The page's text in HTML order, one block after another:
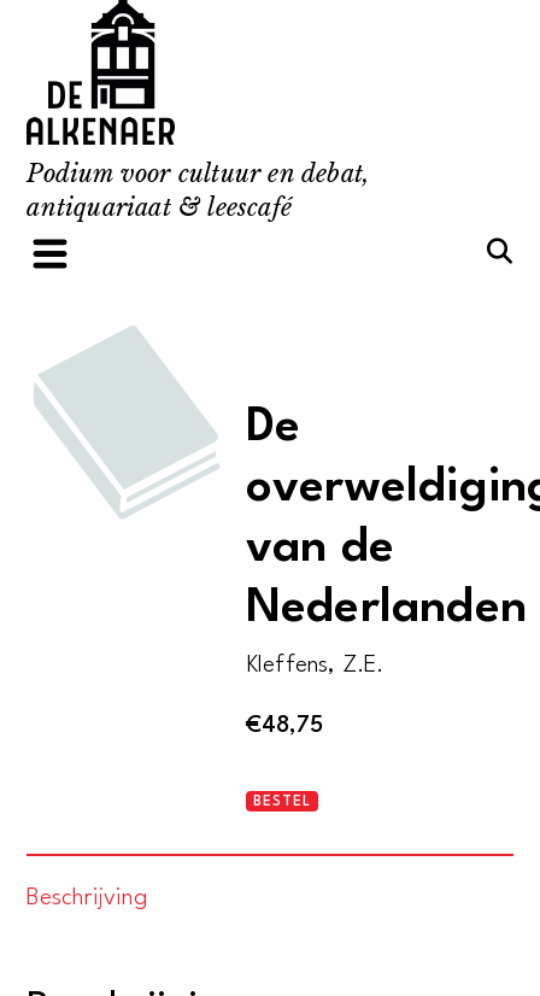
content
Podium voor cultuur en debat,
antiquariaat & leescafé
De
van de
Nederlanden
Kleffens, Z.E.
€48,75
De
BESTEL
Beschrijving